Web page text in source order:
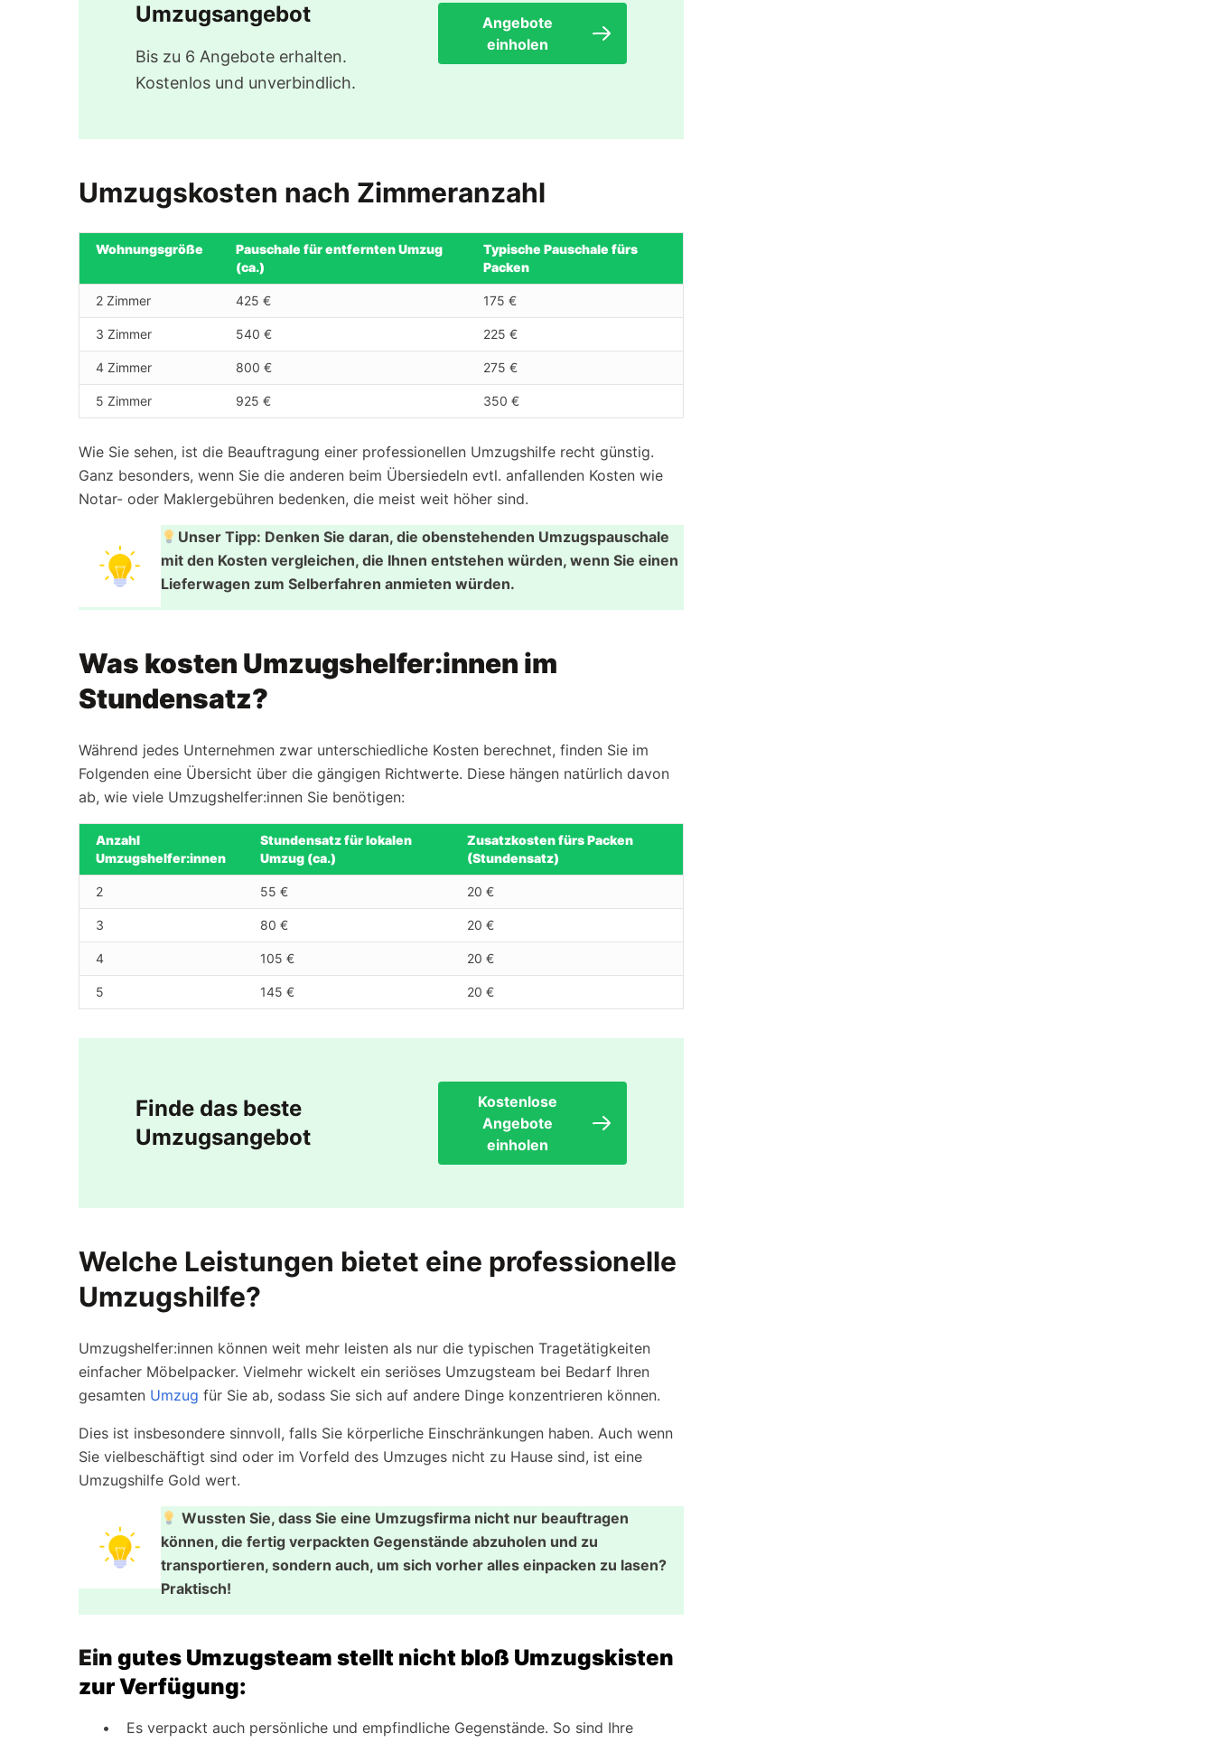
Umzugsangebot
Bis zu 6 Angebote erhalten.
Kostenlos und unverbindlich.
Angebote
einholen
Umzugskosten nach Zimmeranzahl
Wohnungsgröße
Pauschale für entfernten Umzug
(ca.)
Typische Pauschale fürs
Packen
2 Zimmer 425 € 175 €
3 Zimmer 540 € 225 €
4 Zimmer 800 € 275 €
5 Zimmer 925 € 350 €
Wie Sie sehen, ist die Beauftragung einer professionellen Umzugshilfe recht günstig.
Ganz besonders, wenn Sie die anderen beim Übersiedeln evtl. anfallenden Kosten wie
Notar- oder Maklergebühren bedenken, die meist weit höher sind.
Unser Tipp: Denken Sie daran, die obenstehenden Umzugspauschale
mit den Kosten vergleichen, die Ihnen entstehen würden, wenn Sie einen
Lieferwagen zum Selberfahren anmieten würden.
Was kosten Umzugshelfer:innen im
Stundensatz?
Während jedes Unternehmen zwar unterschiedliche Kosten berechnet, finden Sie im
Folgenden eine Übersicht über die gängigen Richtwerte. Diese hängen natürlich davon
ab, wie viele Umzugshelfer:innen Sie benötigen:
Anzahl
Umzugshelfer:innen
Stundensatz für lokalen
Umzug (ca.)
Zusatzkosten fürs Packen
(Stundensatz)
2 55 € 20 €
3 80 € 20 €
4 105 € 20 €
5 145 € 20 €
Finde das beste
Umzugsangebot
Kostenlose
Angebote
einholen
Welche Leistungen bietet eine professionelle
Umzugshilfe?
Umzugshelfer:innen können weit mehr leisten als nur die typischen Tragetätigkeiten
einfacher Möbelpacker. Vielmehr wickelt ein seriöses Umzugsteam bei Bedarf Ihren
gesamten Umzug für Sie ab, sodass Sie sich auf andere Dinge konzentrieren können.
Dies ist insbesondere sinnvoll, falls Sie körperliche Einschränkungen haben. Auch wenn
Sie vielbeschäftigt sind oder im Vorfeld des Umzuges nicht zu Hause sind, ist eine
Umzugshilfe Gold wert.
Wussten Sie, dass Sie eine Umzugsfirma nicht nur beauftragen
können, die fertig verpackten Gegenstände abzuholen und zu
transportieren, sondern auch, um sich vorher alles einpacken zu lasen?
Praktisch!
Ein gutes Umzugsteam stellt nicht bloß Umzugskisten
zur Verfügung:
Es verpackt auch persönliche und empfindliche Gegenstände. So sind Ihre